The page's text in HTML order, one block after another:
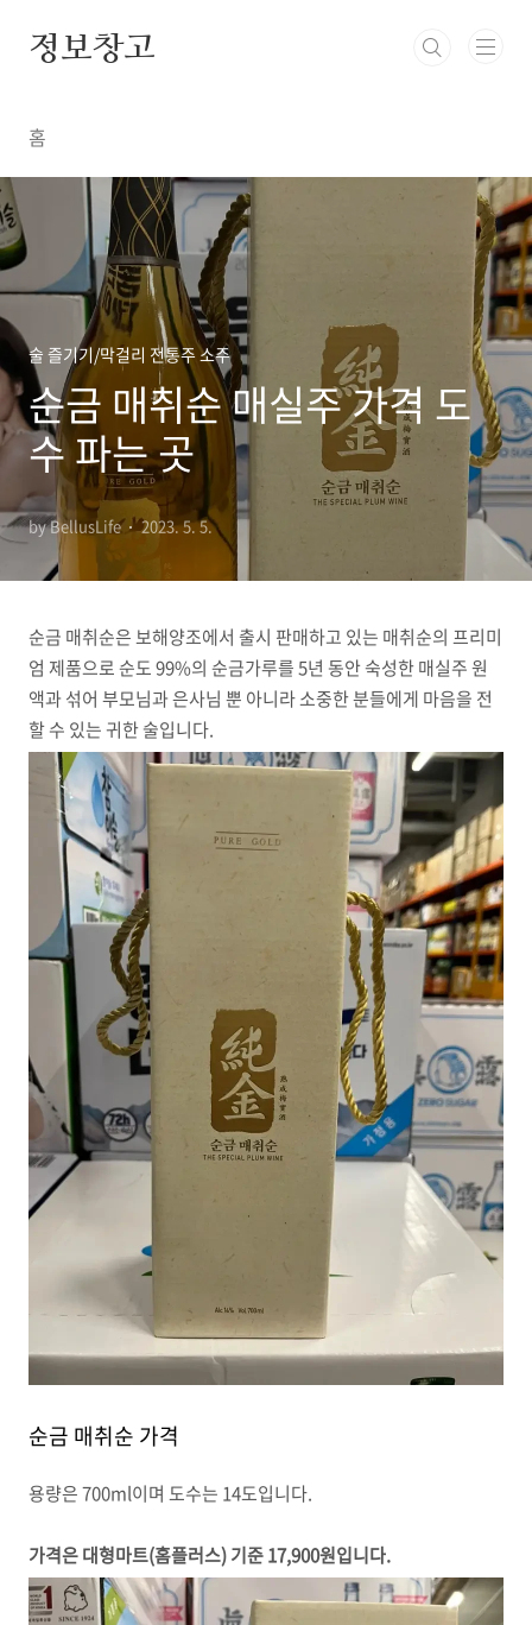
정보창고
홈
술 즐기기/막걸리 전통주 소주
순금 매취순 매실주 가격 도
수 파는 곳
by BellusLife 2023. 5. 5.
순금 매취순은 보해양조에서 출시 판매하고 있는 매취순의 프리미
엄 제품으로 순도 99%의 순금가루를 5년 동안 숙성한 매실주 원
액과 섞어 부모님과 은사님 뿐 아니라 소중한 분들에게 마음을 전
할 수 있는 귀한 술입니다.
순금 매취순 가격
용량은 700ml이며 도수는 14도입니다.
가격은 대형마트(홈플러스) 기준 17,900원입니다.